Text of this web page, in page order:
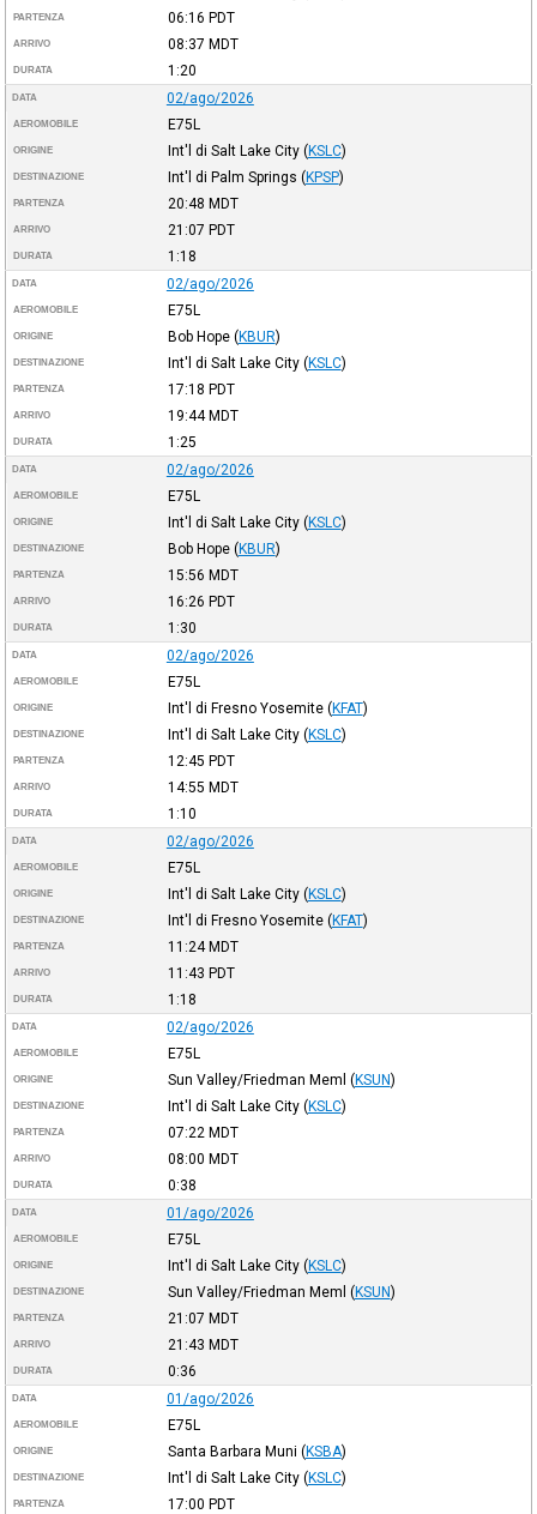
PARTENZA 06:16 PDT
ARRIVO 08:37 MDT
DURATA 1:20
DATA 02/ago/2026
AEROMOBILE E75L
ORIGINE Int'l di Salt Lake City (KSLC)
DESTINAZIONE Int'l di Palm Springs (KPSP)
PARTENZA 20:48 MDT
ARRIVO 21:07 PDT
DURATA 1:18
DATA 02/ago/2026
AEROMOBILE E75L
ORIGINE Bob Hope (KBUR)
DESTINAZIONE Int'l di Salt Lake City (KSLC)
PARTENZA 17:18 PDT
ARRIVO 19:44MDT
DURATA 1:25
DATA 02/ago/2026
AEROMOBILE E75L
ORIGINE Int'l di Salt Lake City (KSLC)
DESTINAZIONE Bob Hope (KBUR)
PARTENZA 15:56 MDT
ARRIVO 16:26 PDT
DURATA 1:30
DATA 02/ago/2026
AEROMOBILE E75L
ORIGINE Int'l di Fresno Yosemite (KFAT)
DESTINAZIONE Int'l di Salt Lake City (KSLC)
PARTENZA 12:45 PDT
ARRIVO 14:55 MDT
DURATA 1:10
DATA 02/ago/2026
AEROMOBILE E75L
ORIGINE Int'l di Salt Lake City (KSLC)
DESTINAZIONE Int'l di Fresno Yosemite (KFAT)
PARTENZA 11:24MDT
ARRIVO 11:43 PDT
DURATA 1:18
DATA 02/ago/2026
AEROMOBILE E75L
ORIGINE Sun Valley/Friedman Meml (KSUN)
DESTINAZIONE Int'l di Salt Lake City (KSLC)
PARTENZA 07:22 MDT
ARRIVO 08:00 MDT
DURATA 0:38
DATA 01/ago/2026
AEROMOBILE E75L
ORIGINE Int'l di Salt Lake City (KSLC)
DESTINAZIONE Sun Valley/Friedman Meml (KSUN)
PARTENZA 21:07 MDT
ARRIVO 21:43 MDT
DURATA 0:36
DATA 01/ago/2026
AEROMOBILE E75L
ORIGINE Santa Barbara Muni (KSBA)
DESTINAZIONE Int'l di Salt Lake City (KSLC)
PARTENZA 17:00 PDT